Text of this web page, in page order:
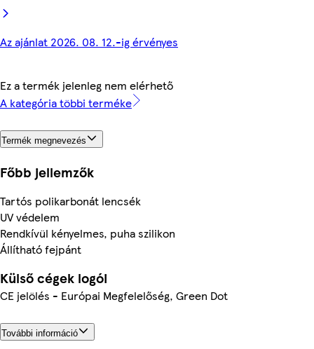
Az ajánlat 2026. 08. 12.-ig érvényes
Ez a termék jelenleg nem elérhető
A kategória többi terméke
Termék megnevezés
Főbb jellemzők
Tartós polikarbonát lencsék
UV védelem
Rendkívül kényelmes, puha szilikon
Állítható fejpánt
Külső cégek logói
CE jelölés - Európai Megfelelőség, Green Dot
További információ